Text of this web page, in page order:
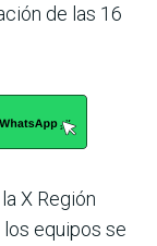
de las 16
X Región
equipos se